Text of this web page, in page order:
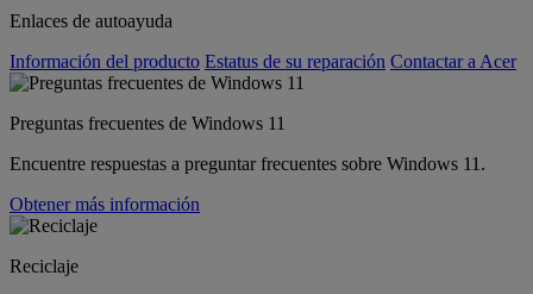
Enlaces de autoayuda
Información del producto Estatus de su reparación Contactar a Acer
Preguntas frecuentes de Windows 11
Encuentre respuestas a preguntar frecuentes sobre Windows 11.
Obtener más información
Reciclaje